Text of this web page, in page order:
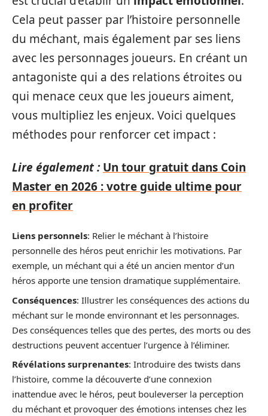
Cela peut passer par l’histoire personnelle
du méchant, mais également par ses liens
avec les personnages joueurs. En créant un
antagoniste qui a des relations étroites ou
qui menace ceux que les joueurs aiment,
vous multipliez les enjeux. Voici quelques
méthodes pour renforcer cet impact :
Lire également : Un tour gratuit dans Coin
Master en 2026 : votre guide ultime pour
en profiter
Liens personnels: Relier le méchant à l’histoire
personnelle des héros peut enrichir les motivations. Par
exemple, un méchant qui a été un ancien mentor d’un
héros apporte une tension dramatique supplémentaire.
Conséquences: Illustrer les conséquences des actions du
méchant sur le monde environnant et les personnages.
Des conséquences telles que des pertes, des morts ou des
destructions peuvent accentuer l’urgence à l’éliminer.
Révélations surprenantes: Introduire des twists dans
l’histoire, comme la découverte d’une connexion
inattendue avec le héros, peut bouleverser la perception
du méchant et provoquer des émotions intenses chez les